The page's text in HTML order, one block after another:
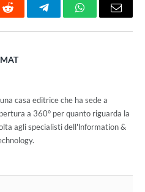
Reddit TelegramWhatsAppEmail
casa editrice che ha sede a
a 360° per quanto riguarda la
agli specialisti dell'lnformation &